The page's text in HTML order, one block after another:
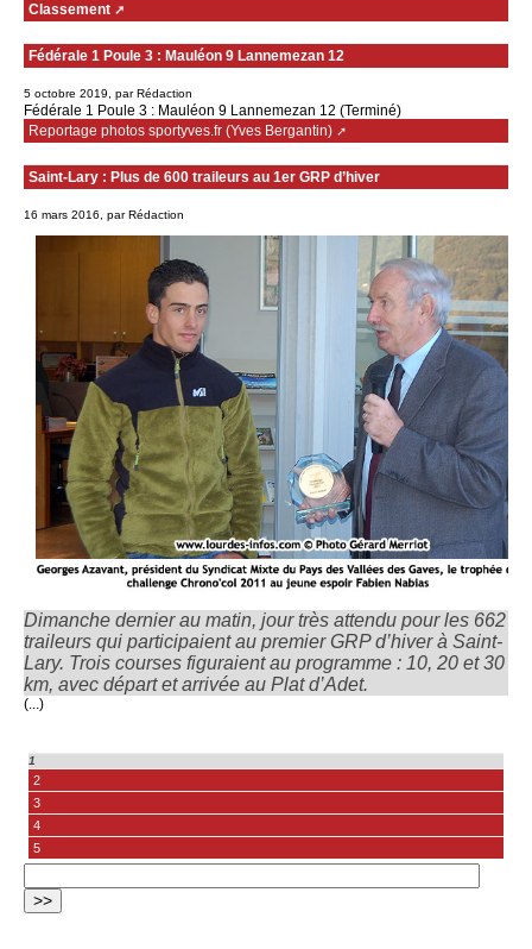
Classement
Fédérale 1 Poule 3 : Mauléon 9 Lannemezan 12
5 octobre 2019, par Rédaction
Fédérale 1 Poule 3 : Mauléon 9 Lannemezan 12 (Terminé)
Reportage photos sportyves.fr (Yves Bergantin)
Saint-Lary : Plus de 600 traileurs au 1er GRP d’hiver
16 mars 2016, par Rédaction
Dimanche dernier au matin, jour très attendu pour les 662
traileurs qui participaient au premier GRP d’hiver à Saint-
Lary. Trois courses figuraient au programme : 10, 20 et 30
km, avec départ et arrivée au Plat d’Adet.
(...)
1
2
3
4
5